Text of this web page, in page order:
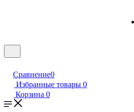
Сравнение0
Избранные товары 0
Корзина 0